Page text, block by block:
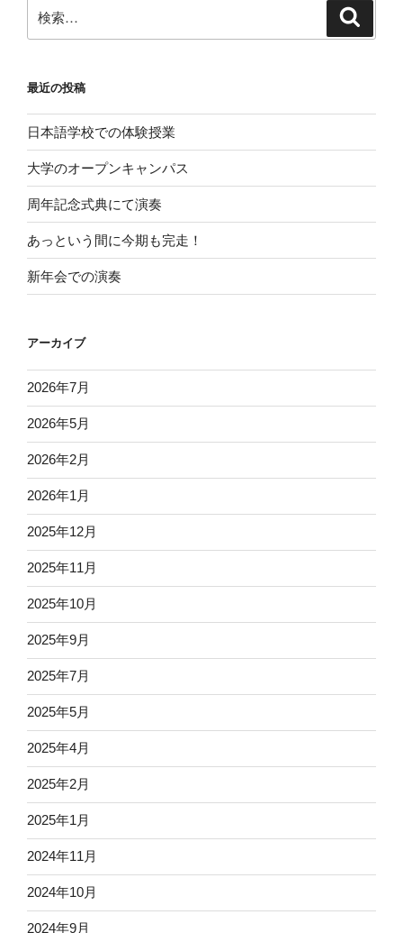
最近の投稿
日本語学校での体験授業
大学のオープンキャンパス
周年記念式典にて演奏
あっという間に今期も完走！
新年会での演奏
アーカイブ
2026年7月
2026年5月
2026年2月
2026年1月
2025年12月
2025年11月
2025年10月
2025年9月
2025年7月
2025年5月
2025年4月
2025年2月
2025年1月
2024年11月
2024年10月
2024年9月